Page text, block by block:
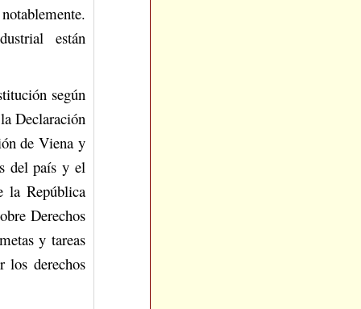
están
según
Declaración
de Viena y
del país y el
la República
Derechos
y tareas
los derechos